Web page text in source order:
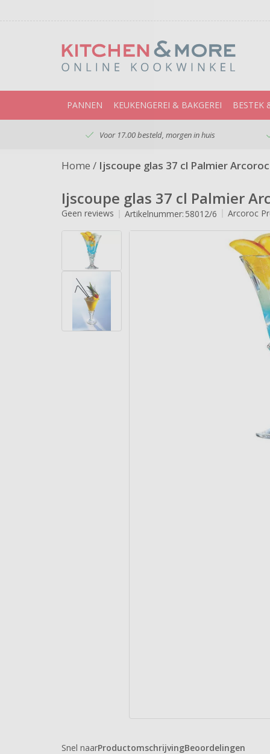
PANNEN KEUKENGEREI & BAKGEREI BESTEK
Voor 17.00 besteld, morgen in huis
Home / Ijscoupe glas 37 cl Palmier
Ijscoupe glas 37 cl Palmier
Geen reviews Artikelnummer: 58012/6
Arcoroc
Snel naarProductomschrijvingBeoordelingen